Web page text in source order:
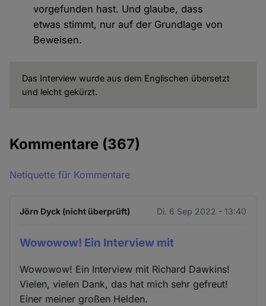
vorgefunden hast. Und glaube, dass
etwas stimmt, nur auf der Grundlage von
Beweisen.
Das Interview wurde aus dem Englischen übersetzt
und leicht gekürzt.
Kommentare (367)
Netiquette für Kommentare
Jörn Dyck (nicht überprüft) Di. 6 Sep 2022 - 13:40
Wowowow! Ein Interview mit
Wowowow! Ein Interview mit Richard Dawkins!
Vielen, vielen Dank, das hat mich sehr gefreut!
Einer meiner großen Helden.